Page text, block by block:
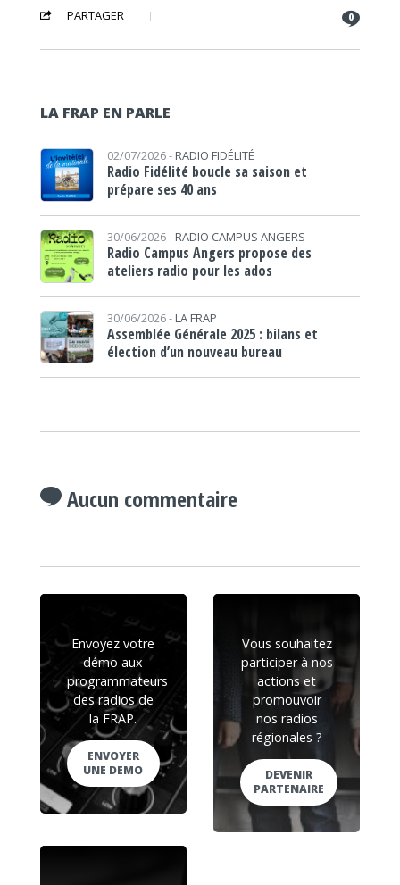
PARTAGER 0
LA FRAP EN PARLE
02/07/2026 - RADIO FIDÉLITÉ
Radio Fidélité boucle sa saison et
prépare ses 40 ans
30/06/2026 - RADIO CAMPUS ANGERS
Radio Campus Angers propose des
ateliers radio pour les ados
30/06/2026 - LA FRAP
Assemblée Générale 2025 : bilans et
élection d’un nouveau bureau
Aucun commentaire
Envoyez votre
démo aux
programmateurs
des radios de
la FRAP.
ENVOYER
UNE DEMO
Vous souhaitez
participer à nos
actions et
promouvoir
nos radios
régionales ?
DEVENIR
PARTENAIRE